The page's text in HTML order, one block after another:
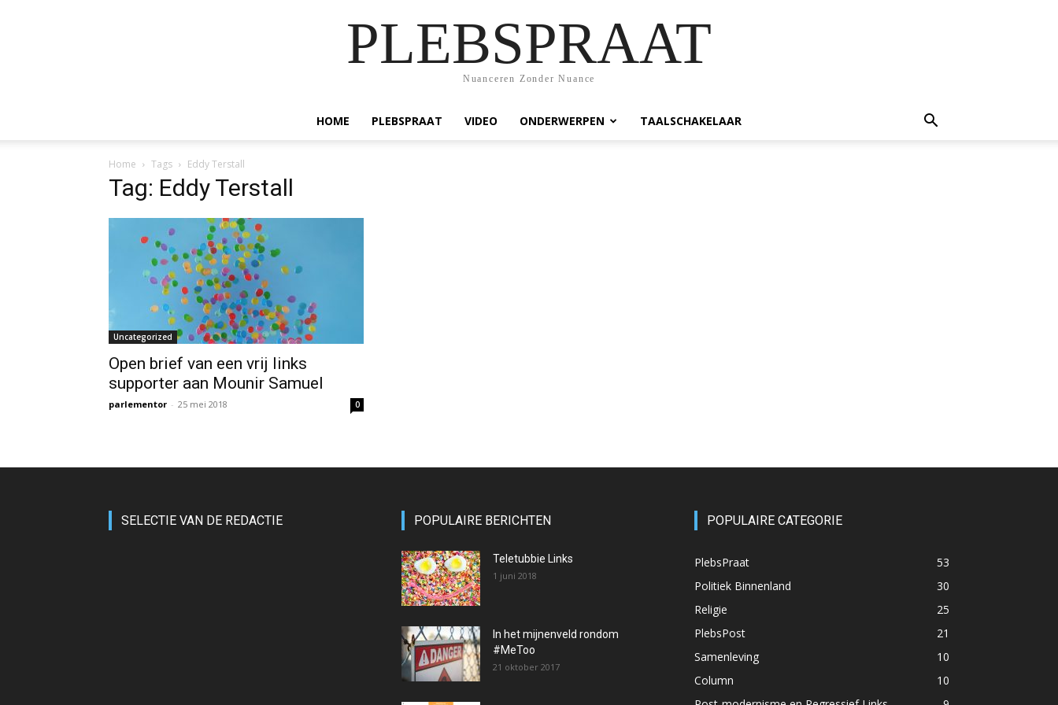
PLEBSPRAAT
Nuanceren Zonder Nuance
HOME PLEBSPRAAT VIDEO ONDERWERPEN TAALSCHAKELAAR
Home Tags Eddy Terstall
Tag: Eddy Terstall
Uncategorized
Open brief van een vrij links
supporter aan Mounir Samuel
parlementor - 25 mei 2018 0
SELECTIE VAN DE REDACTIE POPULAIRE BERICHTEN
Teletubbie Links
1 juni 2018
In het mijnenveld rondom
#MeToo
21 oktober 2017
POPULAIRE CATEGORIE
PlebsPraat
53
Politiek Binnenland
30
Religie
25
PlebsPost
21
Samenleving
10
Column
10